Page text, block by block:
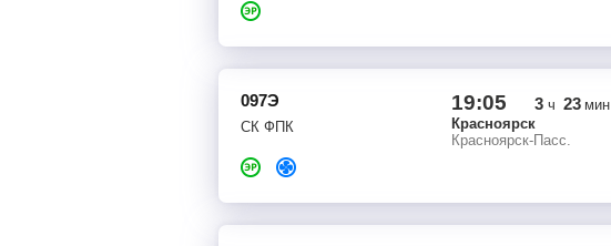
097Э
СК ФПК
19:05 3 ч23мин
Красноярск
Красноярск-Пасс.